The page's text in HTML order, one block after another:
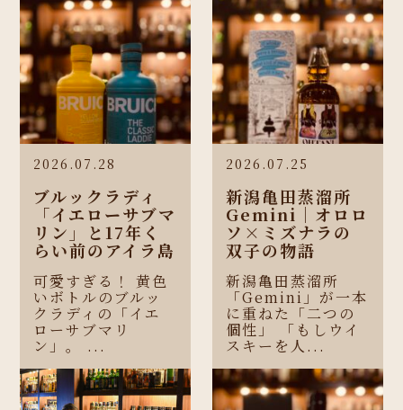
2026.07.28
ブルックラディ
「イエローサブマ
リン」と17年く
らい前のアイラ島
可愛すぎる！ 黄色
いボトルのブルッ
クラディの「イエ
ローサブマリ
ン」。 ...
2026.07.25
新潟亀田蒸溜所
Gemini｜オロロ
ソ×ミズナラの
双子の物語
新潟亀田蒸溜所
「Gemini」が一本
に重ねた「二つの
個性」 「もしウイ
スキーを人...